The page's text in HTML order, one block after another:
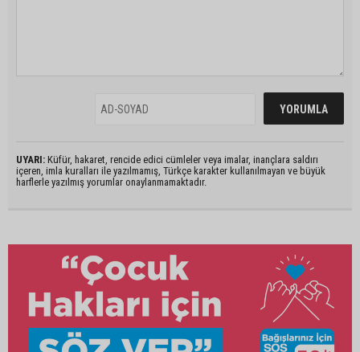
UYARI: Küfür, hakaret, rencide edici cümleler veya imalar, inançlara saldırı
içeren, imla kuralları ile yazılmamış, Türkçe karakter kullanılmayan ve büyük
harflerle yazılmış yorumlar onaylanmamaktadır.